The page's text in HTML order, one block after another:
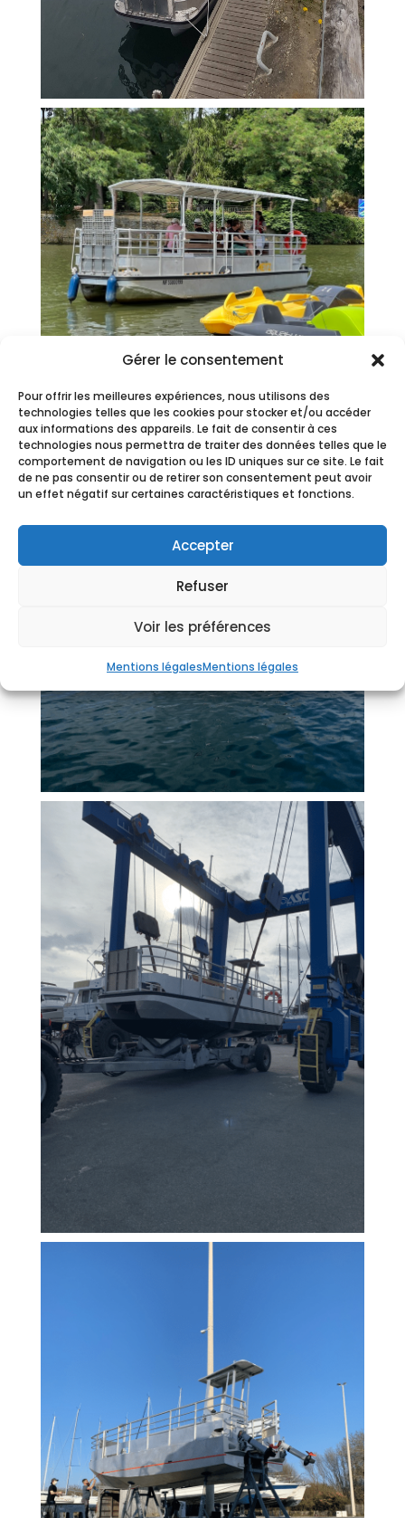
Gérer le consentement
Pour offrir les meilleures expériences, nous utilisons des
technologies telles que les cookies pour stocker et/ou accéder
aux informations des appareils. Le fait de consentir à ces
technologies nous permettra de traiter des données telles que le
comportement de navigation ou les ID uniques sur ce site. Le fait
de ne pas consentir ou de retirer son consentement peut avoir
un effet négatif sur certaines caractéristiques et fonctions.
Accepter
Refuser
Voir les préférences
Mentions légalesMentions légales